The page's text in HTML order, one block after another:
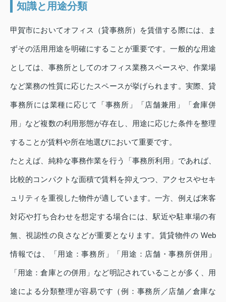
知識と用途分類
甲賀市においてオフィス（貸事務所）を賃借する際には、ま
ずその活用用途を明確にすることが重要です。一般的な用途
としては、事務所としてのオフィス業務スペースや、作業場
など業務の性質に応じたスペースが挙げられます。実際、貸
事務所には業種に応じて「事務所」「店舗兼用」「倉庫併
用」など複数の利用形態が存在し、用途に応じた条件を整理
することが賃料や所在地選びにおいて重要です。
たとえば、純粋な事務作業を行う「事務所利用」であれば、
比較的コンパクトな面積で賃料を抑えつつ、アクセスやセキ
ュリティを重視した物件が適しています。一方、例えば来客
対応や打ち合わせを想定する場合には、駅近や駐車場の有
無、視認性の良さなどが重要となります。賃貸物件の Web
情報では、「用途：事務所」「用途：店舗・事務所併用」
「用途：倉庫との併用」など明記されていることが多く、用
途による分類整理が容易です（例：事務所／店舗／倉庫な